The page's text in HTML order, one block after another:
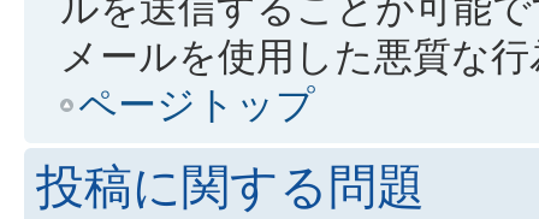
メールを使用した悪質な
ページトップ
投稿に関する問題